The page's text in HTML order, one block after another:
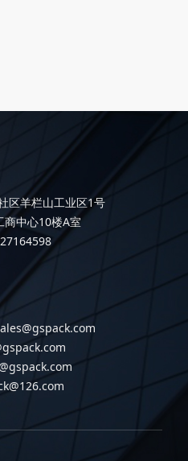
区羊栏山工业区1号
商中心10楼A室